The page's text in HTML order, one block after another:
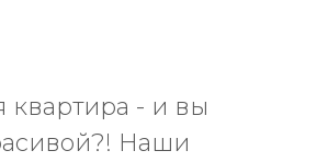
квартира - и вы
Наши